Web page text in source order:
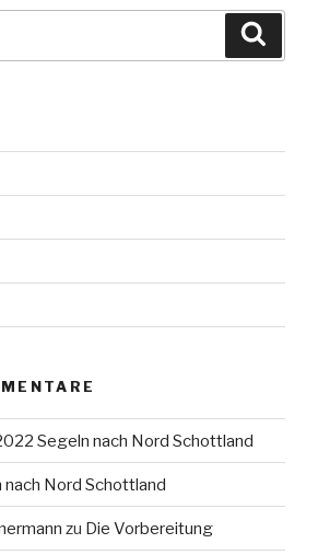
Segeln nach Nord Schottland
Nord Schottland
zu Die Vorbereitung